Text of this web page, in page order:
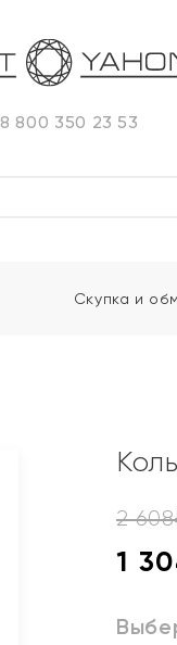
8 800 350 23 53
Скупка и
2 608
1